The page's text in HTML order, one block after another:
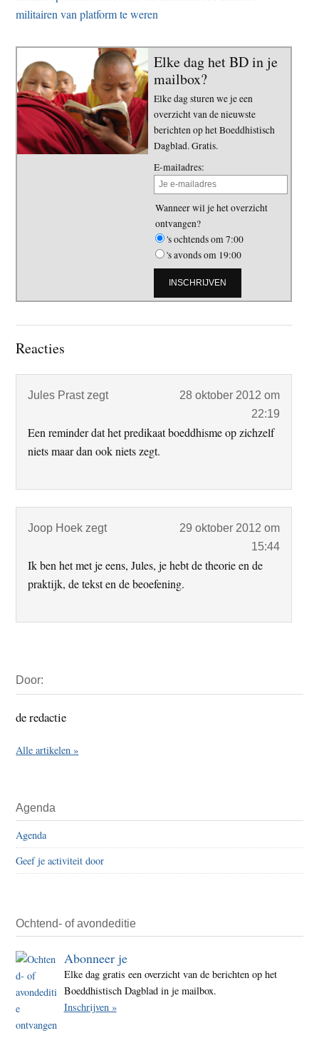
militairen van platform te weren
Elke dag het BD in je
mailbox?
Elke dag sturen we je een
overzicht van de nieuwste
berichten op het Boeddhistisch
Dagblad. Gratis.
E-mailadres:
Wanneer wil je het overzicht
ontvangen?
's ochtends om 7:00
's avonds om 19:00
Lees
Reacties
Jules Prast zegt
28 oktober 2012 om
22:19
Een reminder dat het predikaat boeddhisme op zichzelf
niets maar dan ook niets zegt.
Joop Hoek zegt
29 oktober 2012 om
15:44
Ik ben het met je eens, Jules, je hebt de theorie en de
praktijk, de tekst en de beoefening.
Sidebar
Door:
de redactie
Alle artikelen »
Agenda
Agenda
Geef je activiteit door
Ochtend- of avondeditie
Abonneer je
Elke dag gratis een overzicht van de berichten op het
Boeddhistisch Dagblad in je mailbox.
Inschrijven »